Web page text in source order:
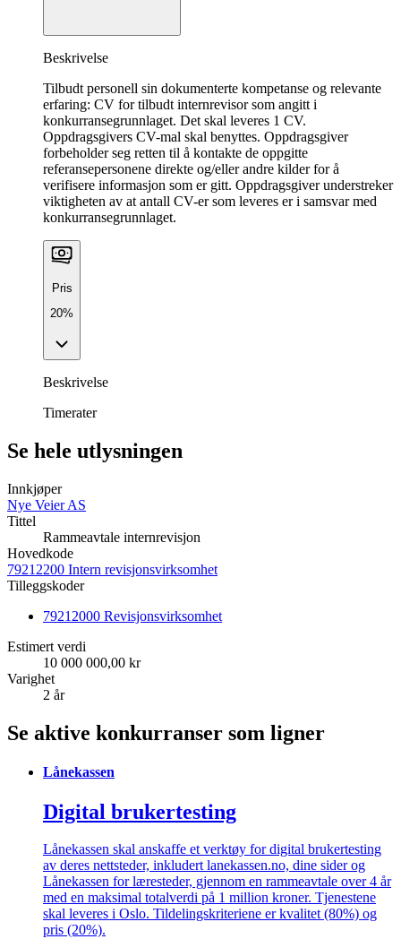
Beskrivelse
Tilbudt personell sin dokumenterte kompetanse og relevante
erfaring: CV for tilbudt internrevisor som angitt i
konkurransegrunnlaget. Det skal leveres 1 CV.
Oppdragsgivers CV-mal skal benyttes. Oppdragsgiver
forbeholder seg retten til å kontakte de oppgitte
referansepersonene direkte og/eller andre kilder for å
verifisere informasjon som er gitt. Oppdragsgiver understreker
viktigheten av at antall CV-er som leveres er i samsvar med
konkurransegrunnlaget.
Pris
20%
Beskrivelse
Timerater
Se hele utlysningen
Innkjøper
Nye Veier AS
Tittel
Rammeavtale internrevisjon
Hovedkode
79212200 Intern revisjonsvirksomhet
Tilleggskoder
79212000 Revisjonsvirksomhet
Estimert verdi
10 000 000,00 kr
Varighet
2 år
Se aktive konkurranser som ligner
Lånekassen
Digital brukertesting
Lånekassen skal anskaffe et verktøy for digital brukertesting
av deres nettsteder, inkludert lanekassen.no, dine sider og
Lånekassen for læresteder, gjennom en rammeavtale over 4 år
med en maksimal totalverdi på 1 million kroner. Tjenestene
skal leveres i Oslo. Tildelingskriteriene er kvalitet (80%) og
pris (20%).